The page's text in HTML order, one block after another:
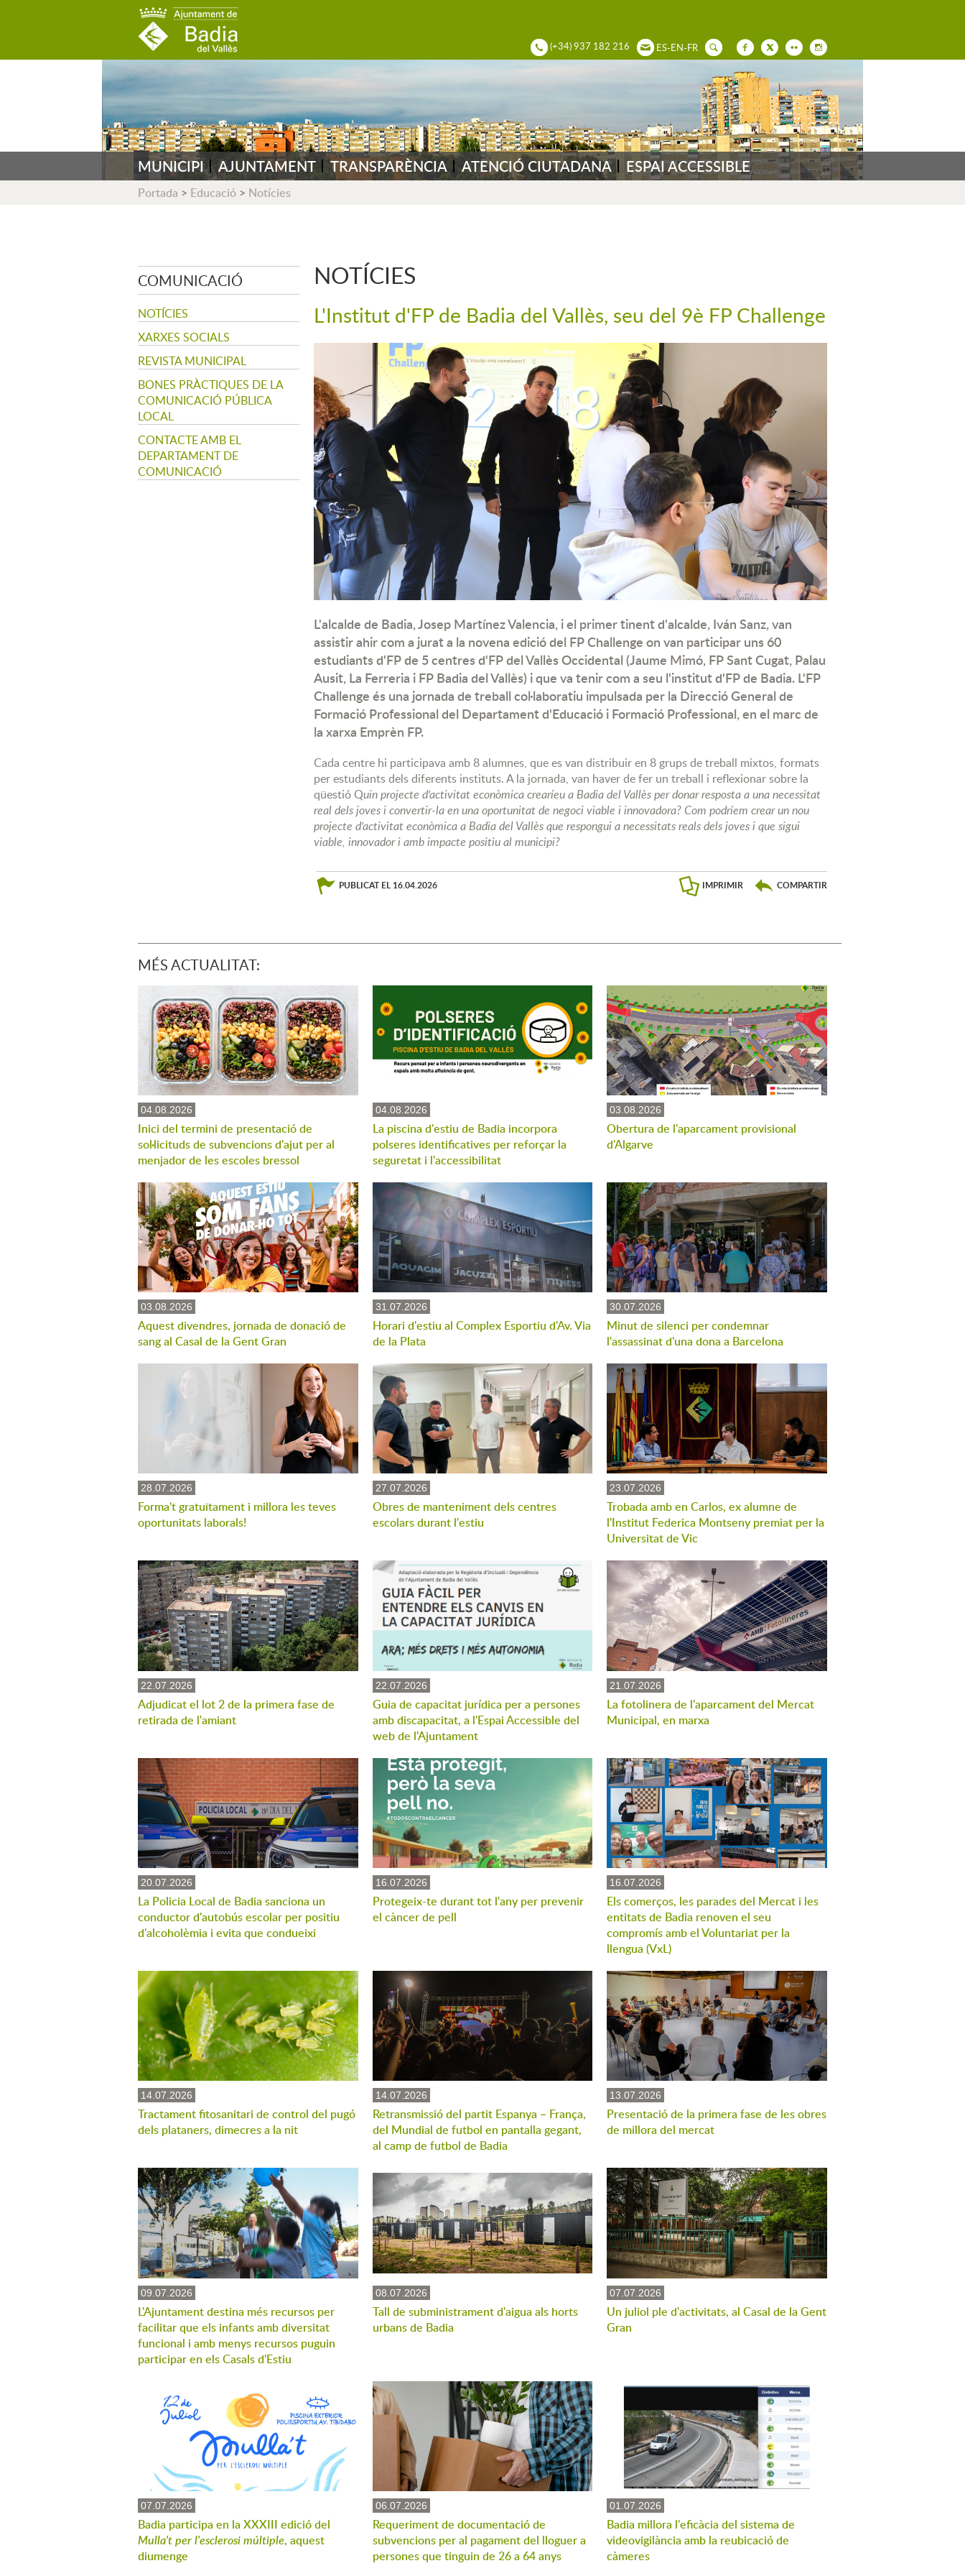
(+34) 937 182 216 ES-EN-FR
MUNICIPI AJUNTAMENT TRANSPARÈNCIA ATENCIÓ CIUTADANA ESPAI ACCESSIBLE
Portada > Educació > Notícies
COMUNICACIÓ
NOTÍCIES
XARXES SOCIALS
REVISTA MUNICIPAL
BONES PRÀCTIQUES DE LA
COMUNICACIÓ PÚBLICA
LOCAL
CONTACTE AMB EL
DEPARTAMENT DE
COMUNICACIÓ
NOTÍCIES
L'Institut d'FP de Badia del Vallès, seu del 9è FP Challenge
L'alcalde de Badia, Josep Martínez Valencia, i el primer tinent d'alcalde, Iván Sanz, van
assistir ahir com a jurat a la novena edició del FP Challenge on van participar uns 60
estudiants d'FP de 5 centres d'FP del Vallès Occidental (Jaume Mimó, FP Sant Cugat, Palau
Ausit, La Ferreria i FP Badia del Vallès) i que va tenir com a seu l'institut d'FP de Badia. L'FP
Challenge és una jornada de treball col·laboratiu impulsada per la Direcció General de
Formació Professional del Departament d'Educació i Formació Professional, en el marc de
la xarxa Emprèn FP.
Cada centre hi participava amb 8 alumnes, que es van distribuir en 8 grups de treball mixtos, formats
per estudiants dels diferents instituts. A la jornada, van haver de fer un treball i reflexionar sobre la
qüestió Quin projecte d'activitat econòmica crearíeu a Badia del Vallès per donar resposta a una necessitat
real dels joves i convertir-la en una oportunitat de negoci viable i innovadora? Com podríem crear un nou
projecte d'activitat econòmica a Badia del Vallès que respongui a necessitats reals dels joves i que sigui
viable, innovador i amb impacte positiu al municipi?
PUBLICAT EL 16.04.2026 IMPRIMIR COMPARTIR
MÉS ACTUALITAT:
04.08.2026
Inici del termini de presentació de
sol·licituds de subvencions d'ajut per al
menjador de les escoles bressol
04.08.2026
La piscina d'estiu de Badia incorpora
polseres identificatives per reforçar la
seguretat i l'accessibilitat
03.08.2026
Obertura de l'aparcament provisional
d'Algarve
03.08.2026
Aquest divendres, jornada de donació de
sang al Casal de la Gent Gran
31.07.2026
Horari d'estiu al Complex Esportiu d'Av. Via
de la Plata
30.07.2026
Minut de silenci per condemnar
l'assassinat d'una dona a Barcelona
28.07.2026
Forma't gratuïtament i millora les teves
oportunitats laborals!
27.07.2026
Obres de manteniment dels centres
escolars durant l'estiu
23.07.2026
Trobada amb en Carlos, ex alumne de
l'Institut Federica Montseny premiat per la
Universitat de Vic
22.07.2026
Adjudicat el lot 2 de la primera fase de
retirada de l'amiant
22.07.2026
Guia de capacitat jurídica per a persones
amb discapacitat, a l'Espai Accessible del
web de l'Ajuntament
21.07.2026
La fotolinera de l'aparcament del Mercat
Municipal, en marxa
20.07.2026
La Policia Local de Badia sanciona un
conductor d'autobús escolar per positiu
d'alcoholèmia i evita que condueixi
16.07.2026
Protegeix-te durant tot l'any per prevenir
el càncer de pell
16.07.2026
Els comerços, les parades del Mercat i les
entitats de Badia renoven el seu
compromís amb el Voluntariat per la
llengua (VxL)
14.07.2026
Tractament fitosanitari de control del pugó
dels plataners, dimecres a la nit
14.07.2026
Retransmissió del partit Espanya – França,
del Mundial de futbol en pantalla gegant,
al camp de futbol de Badia
13.07.2026
Presentació de la primera fase de les obres
de millora del mercat
09.07.2026
L'Ajuntament destina més recursos per
facilitar que els infants amb diversitat
funcional i amb menys recursos puguin
participar en els Casals d'Estiu
08.07.2026
Tall de subministrament d'aigua als horts
urbans de Badia
07.07.2026
Un juliol ple d'activitats, al Casal de la Gent
Gran
07.07.2026
Badia participa en la XXXIII edició del
Mulla't per l'esclerosi múltiple, aquest
diumenge
06.07.2026
Requeriment de documentació de
subvencions per al pagament del lloguer a
persones que tinguin de 26 a 64 anys
01.07.2026
Badia millora l'eficàcia del sistema de
videovigilància amb la reubicació de
càmeres